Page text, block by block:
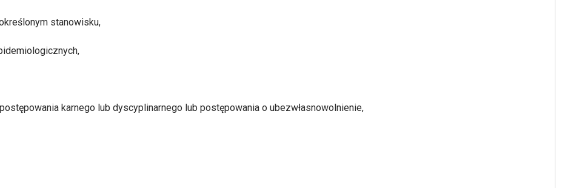
stanowisku,
karnego lub dyscyplinarnego lub postępowania o ubezwłasnowolnienie,